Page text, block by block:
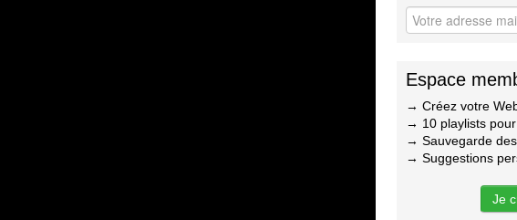
Espace
→ Créez votre
→ 10 playlists
→ Sauvegarde
→ Suggestions
Je